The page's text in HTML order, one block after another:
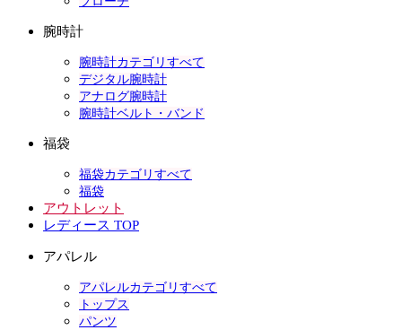
腕時計
腕時計カテゴリすべて
デジタル腕時計
アナログ腕時計
腕時計ベルト・バンド
福袋
福袋カテゴリすべて
福袋
アウトレット
レディース TOP
アパレル
アパレルカテゴリすべて
トップス
パンツ